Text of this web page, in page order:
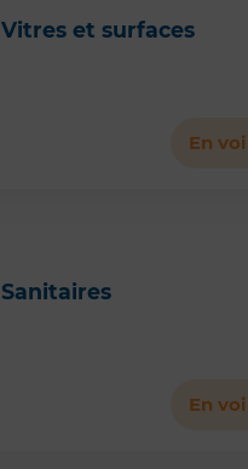
Vitres et surfaces
En
Sanitaires
En